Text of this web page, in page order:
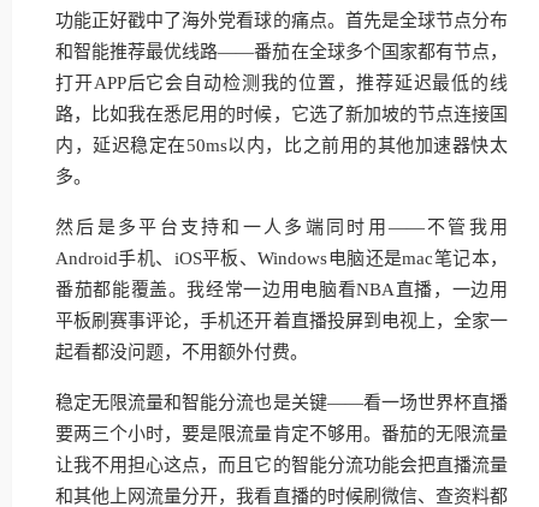
功能正好戳中了海外党看球的痛点。首先是全球节点分布
和智能推荐最优线路——番茄在全球多个国家都有节点，
打开APP后它会自动检测我的位置，推荐延迟最低的线
路，比如我在悉尼用的时候，它选了新加坡的节点连接国
内，延迟稳定在50ms以内，比之前用的其他加速器快太
多。
然后是多平台支持和一人多端同时用——不管我用
Android手机、iOS平板、Windows电脑还是mac笔记本，
番茄都能覆盖。我经常一边用电脑看NBA直播，一边用
平板刷赛事评论，手机还开着直播投屏到电视上，全家一
起看都没问题，不用额外付费。
稳定无限流量和智能分流也是关键——看一场世界杯直播
要两三个小时，要是限流量肯定不够用。番茄的无限流量
让我不用担心这点，而且它的智能分流功能会把直播流量
和其他上网流量分开，我看直播的时候刷微信、查资料都